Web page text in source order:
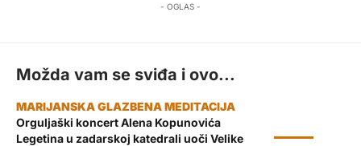
- OGLAS -
Možda vam se sviđa i ovo...
Orguljaški koncert Alena Kopunovića
Legetina u zadarskoj katedrali uoči Velike